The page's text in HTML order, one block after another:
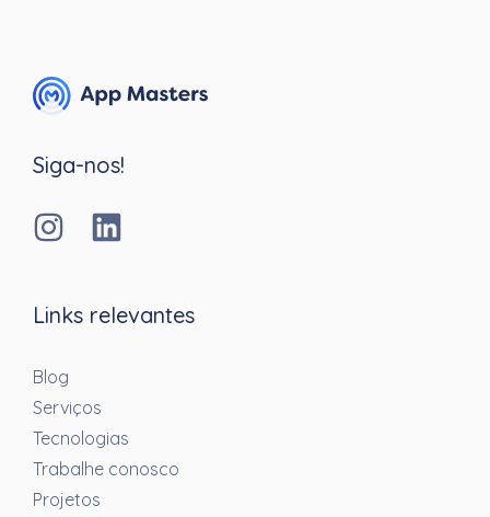
Siga-nos!
Links relevantes
Blog
Serviços
Tecnologias
Trabalhe conosco
Projetos